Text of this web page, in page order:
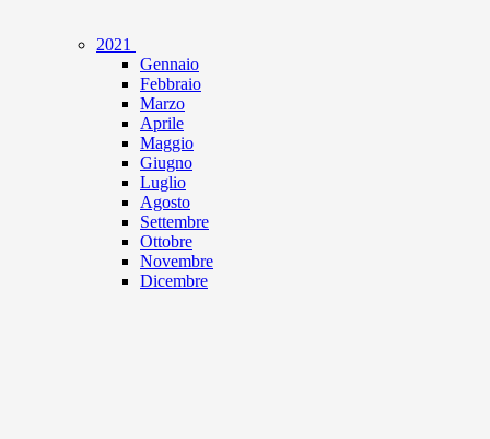
2021
Gennaio
Febbraio
Marzo
Aprile
Maggio
Giugno
Luglio
Agosto
Settembre
Ottobre
Novembre
Dicembre